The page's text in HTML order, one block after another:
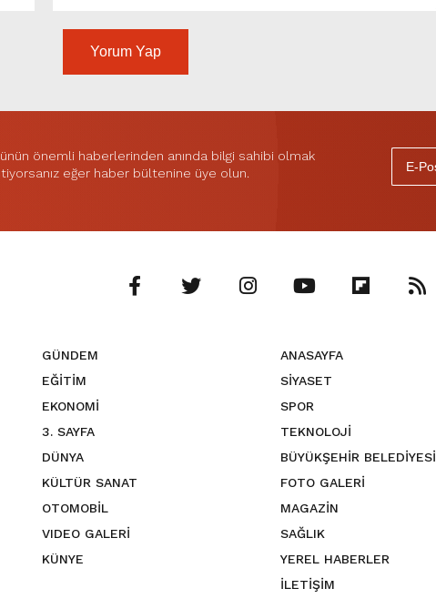
Yorum Yap
önemli haberlerinden anında bilgi sahibi olmak
eğer haber bültenine üye olun.
GÜNDEM
EĞİTİM
EKONOMİ
3. SAYFA
DÜNYA
KÜLTÜR SANAT
OTOMOBİL
VIDEO GALERİ
KÜNYE
ANASAYFA
SİYASET
SPOR
TEKNOLOJİ
BÜYÜKŞEHİR BELEDİYESİ
FOTO GALERİ
MAGAZİN
SAĞLIK
YEREL HABERLER
İLETİŞİM